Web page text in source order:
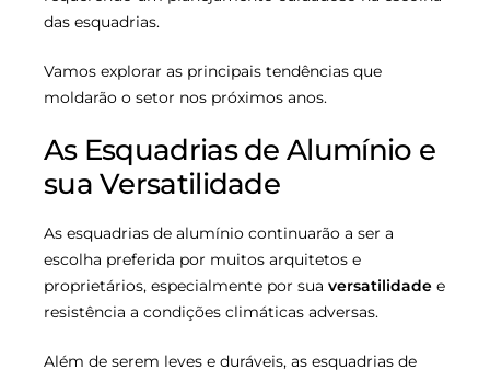
das esquadrias.
Vamos explorar as principais tendências que
moldarão o setor nos próximos anos.
As Esquadrias de Alumínio e
sua Versatilidade
As esquadrias de alumínio continuarão a ser a
escolha preferida por muitos arquitetos e
proprietários, especialmente por sua versatilidade e
resistência a condições climáticas adversas.
Além de serem leves e duráveis, as esquadrias de